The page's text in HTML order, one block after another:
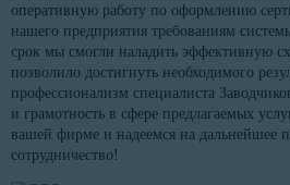
оперативную работу по оформлению
нашего предприятия требованиям
срок мы смогли наладить эффективную
позволило достигнуть необходимого
профессионализм специалиста
и грамотность в сфере предлагаемых
вашей фирме и надеемся на дальнейшее
сотрудничество!